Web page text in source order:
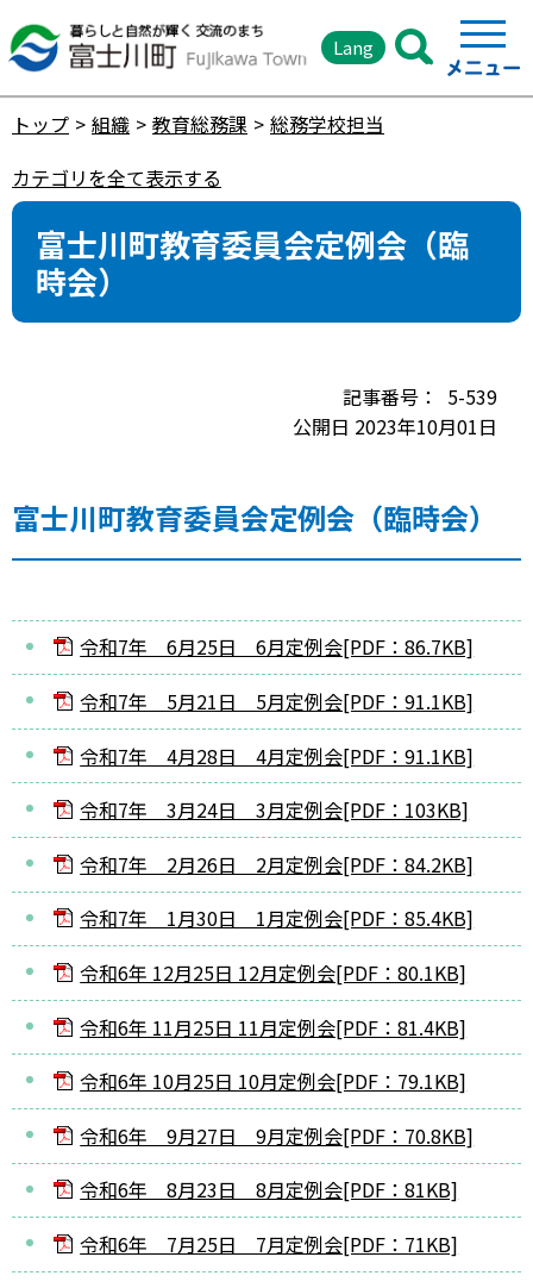
Lang
トップ 組織 教育総務課
総務学校担当
カテゴリを全て表示する
富士川町教育委員会定例会（臨
時会）
5-539
公開日 2023年10月01日
富士川町教育委員会定例会（臨時会）
令和7年 6月25日 6月定例会[PDF：86.7KB]
令和7年 5月21日 5月定例会[PDF：91.1KB]
令和7年 4月28日 4月定例会[PDF：91.1KB]
令和7年 3月24日 3月定例会[PDF：103KB]
令和7年 2月26日 2月定例会[PDF：84.2KB]
令和7年 1月30日 1月定例会[PDF：85.4KB]
令和6年 12月25日 12月定例会[PDF：80.1KB]
令和6年 11月25日 11月定例会[PDF：81.4KB]
令和6年 10月25日 10月定例会[PDF：79.1KB]
令和6年 9月27日 9月定例会[PDF：70.8KB]
令和6年 8月23日 8月定例会[PDF：81KB]
令和6年 7月25日 7月定例会[PDF：71KB]